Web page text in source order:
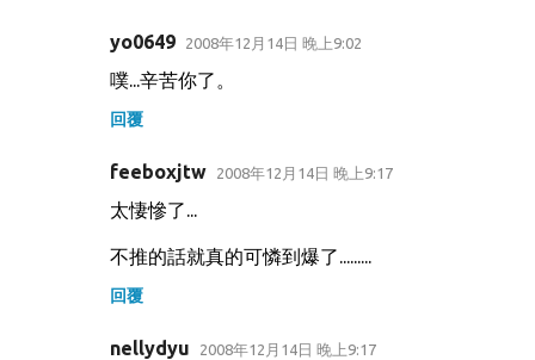
yo0649 2008年12月14日 晚上9:02
噗...辛苦你了。
回覆
feeboxjtw 2008年12月14日 晚上9:17
太悽慘了...
不推的話就真的可憐到爆了.........
回覆
nellydyu 2008年12月14日 晚上9:17